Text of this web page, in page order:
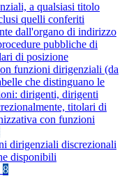
a qualsiasi titolo
quelli conferiti
dall'organo di indirizzo
pubbliche di
di posizione
funzioni dirigenziali (da
che distinguano le
dirigenti, dirigenti
titolari di
con funzioni
dirigenziali discrezionali
disponibili
8